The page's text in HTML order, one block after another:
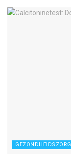
GEZONDHEIDSZORG